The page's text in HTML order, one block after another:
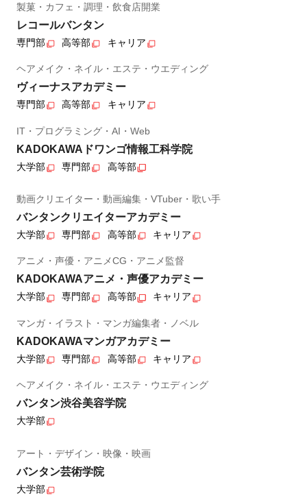
製菓・カフェ・調理・飲食店開業
レコールバンタン
専門部 高等部 キャリア
ヘアメイク・ネイル・エステ・ウエディング
ヴィーナスアカデミー
専門部 高等部 キャリア
IT・プログラミング・AI・Web
KADOKAWAドワンゴ情報工科学院
大学部 専門部 高等部
動画クリエイター・動画編集・VTuber・歌い手
バンタンクリエイターアカデミー
大学部 専門部 高等部 キャリア
アニメ・声優・アニメCG・アニメ監督
KADOKAWAアニメ・声優アカデミー
大学部 専門部 高等部 キャリア
マンガ・イラスト・マンガ編集者・ノベル
KADOKAWAマンガアカデミー
大学部 専門部 高等部 キャリア
ヘアメイク・ネイル・エステ・ウエディング
バンタン渋谷美容学院
大学部
アート・デザイン・映像・映画
バンタン芸術学院
大学部